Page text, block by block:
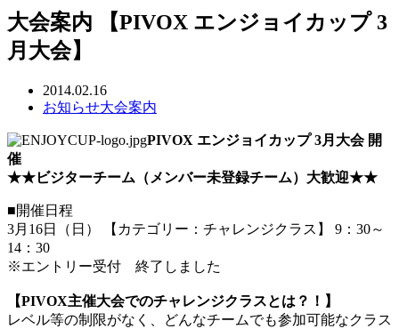
大会案内 【PIVOX エンジョイカップ 3
月大会】
2014.02.16
お知らせ大会案内
PIVOX エンジョイカップ 3月大会 開
催
★★ビジターチーム（メンバー未登録チーム）大歓迎★★
■開催日程
3月16日（日） 【カテゴリー：チャレンジクラス】 9：30～
14：30
※エントリー受付 終了しました
【PIVOX主催大会でのチャレンジクラスとは？！】
レベル等の制限がなく、どんなチームでも参加可能なクラス